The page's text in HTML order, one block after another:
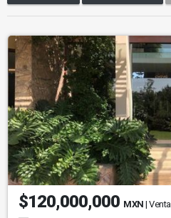
$120,000,000 MXN | Venta